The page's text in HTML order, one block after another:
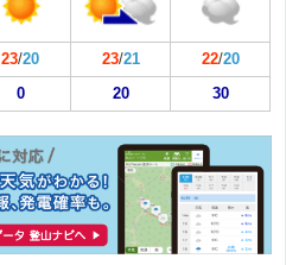
23/20 23/21 22/20
0 20 30